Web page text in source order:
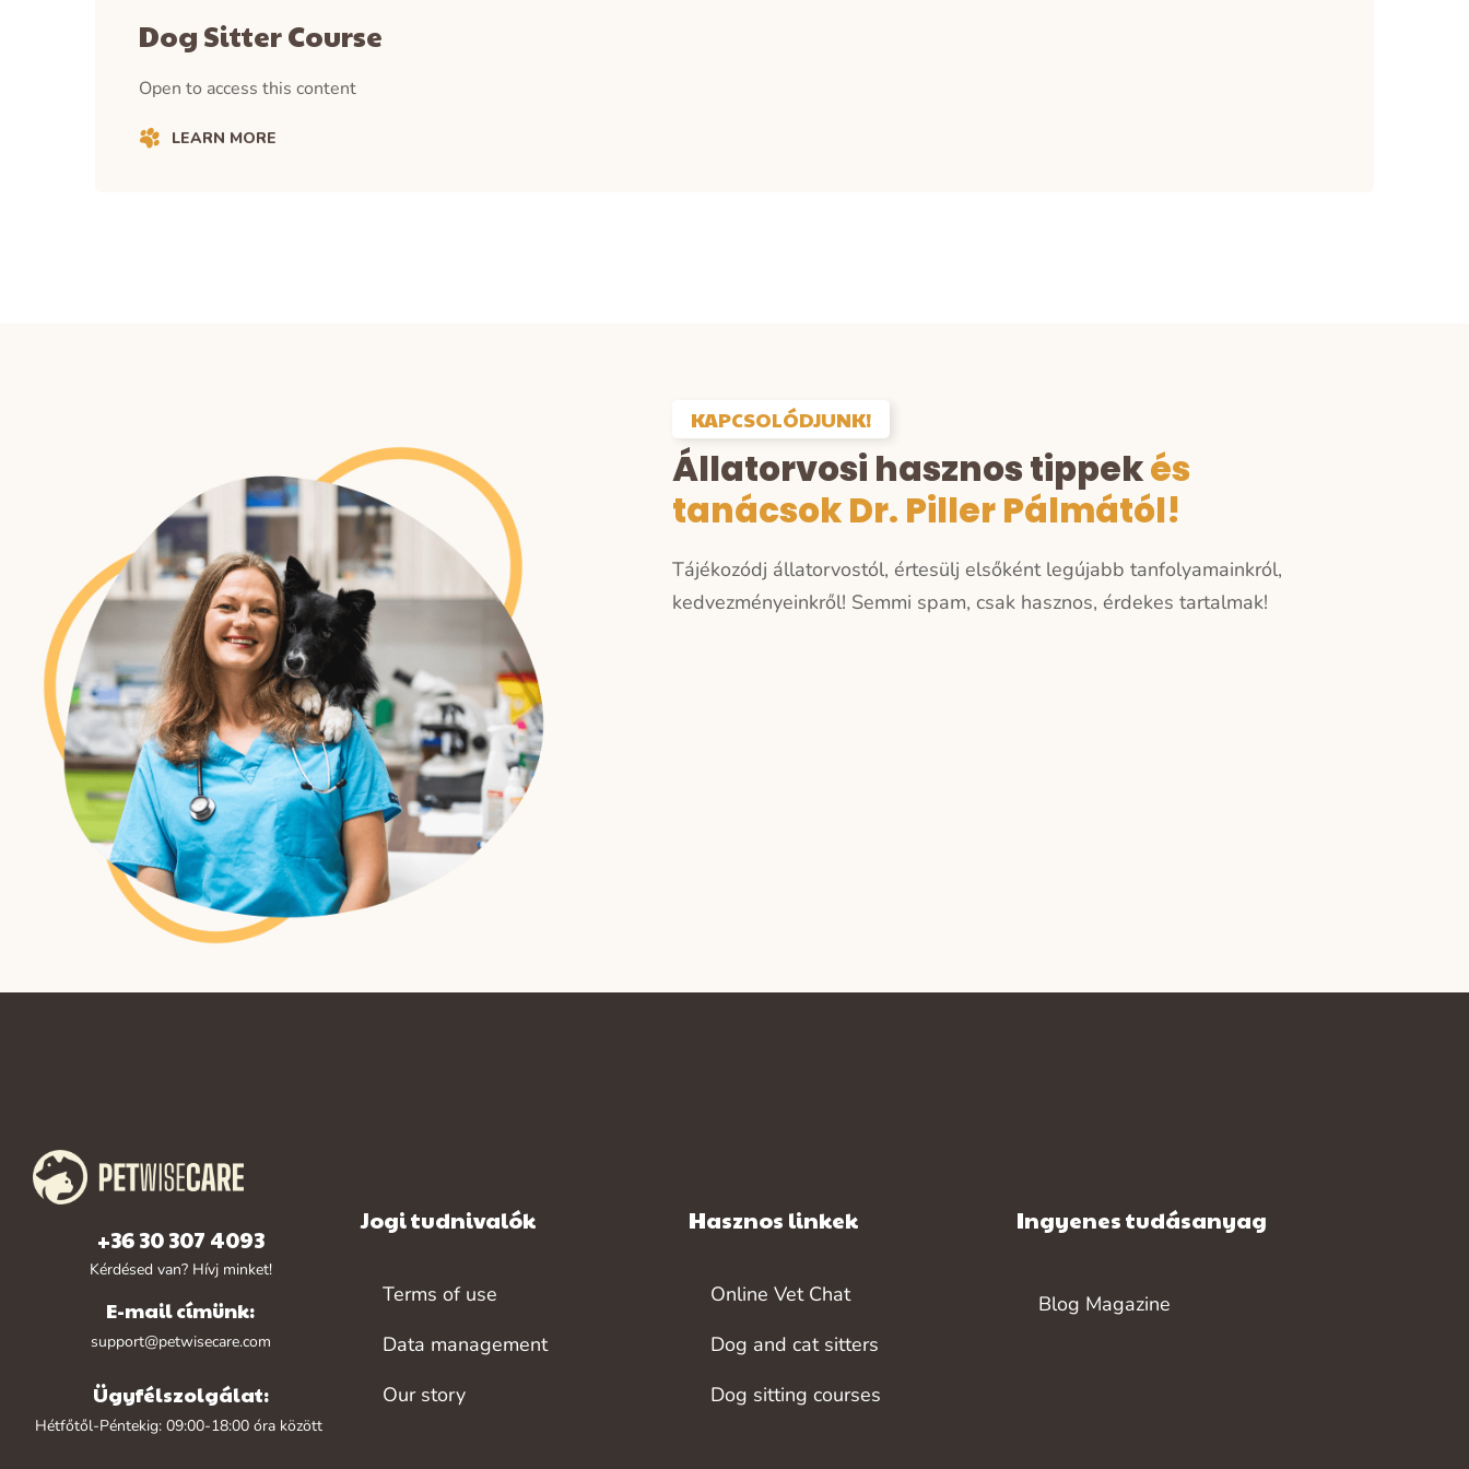
Dog Sitter Course
Open to access this content
LEARN MORE
KAPCSOLÓDJUNK!
Állatorvosi hasznos tippekés
tanácsok Dr. Piller Pálmától!
Tájékozódj állatorvostól, értesülj elsőként legújabb tanfolyamainkról,
kedvezményeinkről! Semmi spam, csak hasznos, érdekes tartalmak!
+36 30 307 4093
Kérdésed van? Hívj minket!
E-mail címünk:
support@petwisecare.com
Ügyfélszolgálat:
Hétfőtől-Péntekig: 09:00-18:00 óra között
Jogi tudnivalók
Terms of use
Data management
Our story
Hasznos linkek
Online Vet Chat
Dog and cat sitters
Dog sitting courses
Ingyenes tudásanyag
Blog Magazine